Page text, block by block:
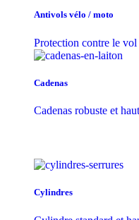
Antivols vélo / moto
Protection contre le vol
Cadenas
Cadenas robuste et
Cylindres